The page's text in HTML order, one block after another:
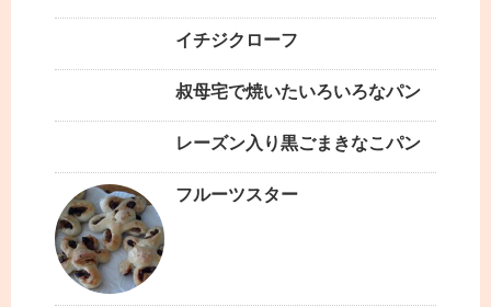
イチジクローフ
叔母宅で焼いたいろいろなパン
レーズン入り黒ごまきなこパン
フルーツスター